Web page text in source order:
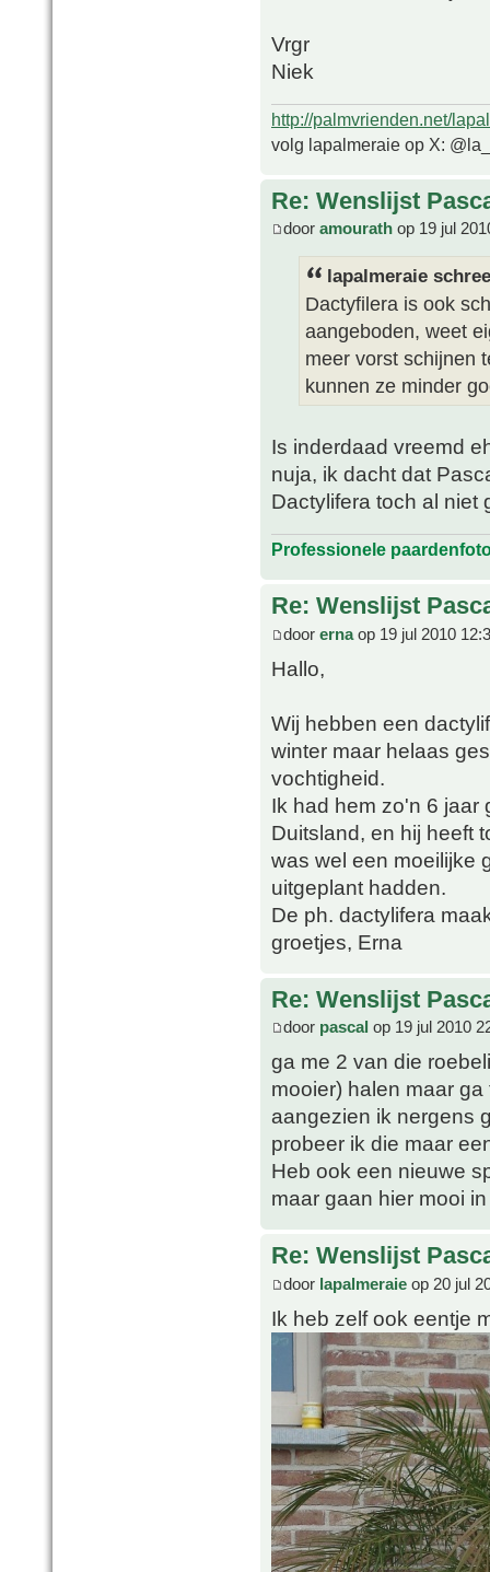
Vrgr
Niek
http://palmvrienden.net/
volg lapalmeraie op X:
Re: Wenslijst
door amourath op 19 jul
lapalmeraie
Dactyfilera is ook
aangeboden, weet
meer vorst schijnen
kunnen ze minder
Is inderdaad vreemd
nuja, ik dacht dat
Dactylifera toch al niet
Professionele
Re: Wenslijst
door ernaop 19 jul 2010
Hallo,
Wij hebben een
winter maar helaas
vochtigheid.
Ik had hem zo'n 6 jaar
Duitsland, en hij heeft
was wel een moeilijke
uitgeplant hadden.
De ph. dactylifera
groetjes, Erna
Re: Wenslijst
door pascal op 19 jul 2010
ga me 2 van die
mooier) halen maar
aangezien ik nergens
probeer ik die maar
Heb ook een nieuwe
maar gaan hier mooi
Re: Wenslijst
door lapalmeraie op 20 jul
Ik heb zelf ook eentje